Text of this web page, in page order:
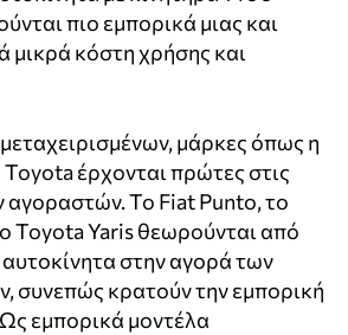
πιο εμπορικά μιας και
μικρά κόστη χρήσης και
μάρκες όπως η
Toyota έρχονται πρώτες στις
αγοραστών. Το Fiat Punto, το
Toyota Yaris θεωρούνται από
στην αγορά των
συνεπώς κρατούν την εμπορική
εμπορικά μοντέλα